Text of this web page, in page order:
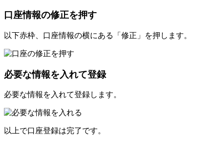
口座情報の修正を押す
以下赤枠、口座情報の横にある「修正」を押します。
必要な情報を入れて登録
必要な情報を入れて登録します。
以上で口座登録は完了です。